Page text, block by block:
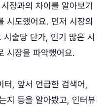
장과의 차이를 알아보기
시도했어요. 먼저 시장의
술당 단가, 인기 많은 시
시장을 파악했어요.
터, 앞서 언급한 검색어,
지 등을 알아봤고, 인터뷰